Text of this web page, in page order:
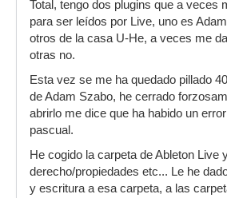
Total, tengo dos plugins que a veces
para ser leídos por Live, uno es
otros de la casa U-He, a veces me
otras no.
Esta vez se me ha quedado pillado
de Adam Szabo, he cerrado
abrirlo me dice que ha habido un
pascual.
He cogido la carpeta de Ableton Live
derecho/propiedades etc... Le he
y escritura a esa carpeta, a las